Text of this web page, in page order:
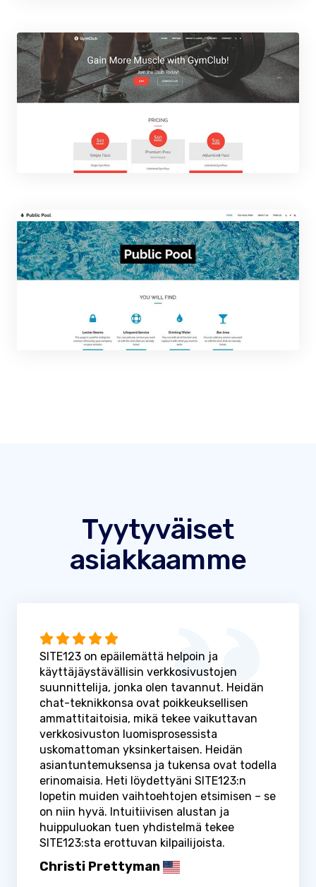
Tyytyväiset
asiakkaamme
SITE123 on epäilemättä helpoin ja
käyttäjäystävällisin verkkosivustojen
suunnittelija, jonka olen tavannut. Heidän
chat-teknikkonsa ovat poikkeuksellisen
ammattitaitoisia, mikä tekee vaikuttavan
verkkosivuston luomisprosessista
uskomattoman yksinkertaisen. Heidän
asiantuntemuksensa ja tukensa ovat todella
erinomaisia. Heti löydettyäni SITE123:n
lopetin muiden vaihtoehtojen etsimisen – se
on niin hyvä. Intuitiivisen alustan ja
huippuluokan tuen yhdistelmä tekee
SITE123:sta erottuvan kilpailijoista.
Christi Prettyman